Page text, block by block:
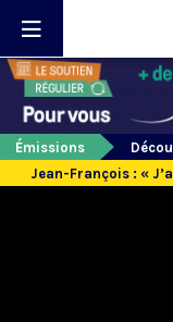
Émissions
Jean-François : «